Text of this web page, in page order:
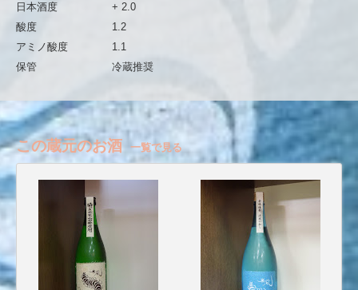
日本酒度
+ 2.0
酸度
1.2
アミノ酸度
1.1
保管
冷蔵推奨
この蔵元のお酒 一覧で見る